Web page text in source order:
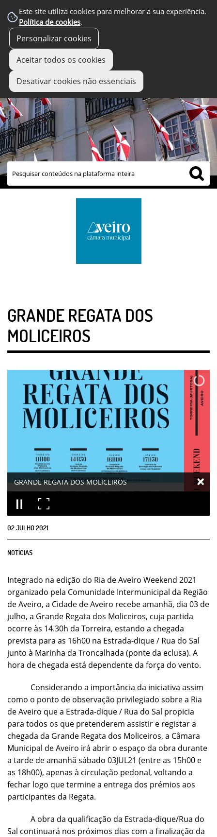
Este site utiliza cookies para melhorar a sua experiência.
Política de cookies.
Personalizar cookies
Aceitar todos os cookies
Desativar cookies não essenciais
links úteis
GRANDE REGATA DOS
MOLICEIROS
GRANDE REGATA DOS MOLICEIROS
02JULHO2021
NOTÍCIAS
Integrado na edição do Ria de Aveiro Weekend 2021
organizado pela Comunidade Intermunicipal da Região
de Aveiro, a Cidade de Aveiro recebe amanhã, dia 03 de
julho, a Grande Regata dos Moliceiros, cuja partida
ocorre às 14.30h da Torreira, estando a chegada
prevista para as 16h00 na Estrada-dique / Rua do Sal
junto à Marinha da Troncalhada (ponte da eclusa). A
hora de chegada está dependente da força do vento.
Considerando a importância da iniciativa assim
como o ponto de observação privilegiado sobre a Ria
de Aveiro que a Estrada-dique / Rua do Sal propicia
para todos os que pretenderem assistir e registar a
chegada da Grande Regata dos Moliceiros, a Câmara
Municipal de Aveiro irá abrir o espaço da obra durante
a tarde de amanhã sábado 03JUL21 (entre as 15h00 e
as 18h00), apenas à circulação pedonal, voltando a
fechar logo que termine a entrega dos prémios aos
participantes da Regata.
A obra da qualificação da Estrada-dique/Rua do
Sal continuará nos próximos dias com a finalização da